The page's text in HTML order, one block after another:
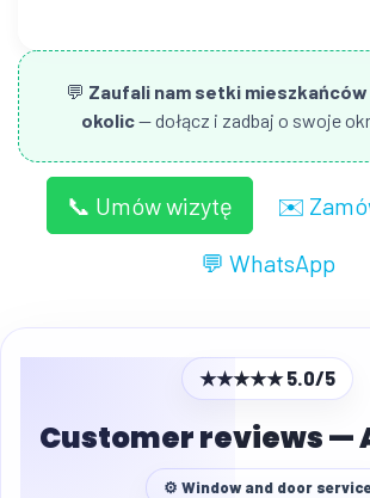
💬 Zaufali nam setki mieszkańców
okolic— dołącz i zadbaj o swoje
📞 Umów wizytę
✉️
💬 WhatsApp
★★★★★ 5.0/5
Customer reviews —
⚙ Window and door